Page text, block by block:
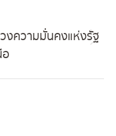
งความมั่นคงแห่งรัฐ